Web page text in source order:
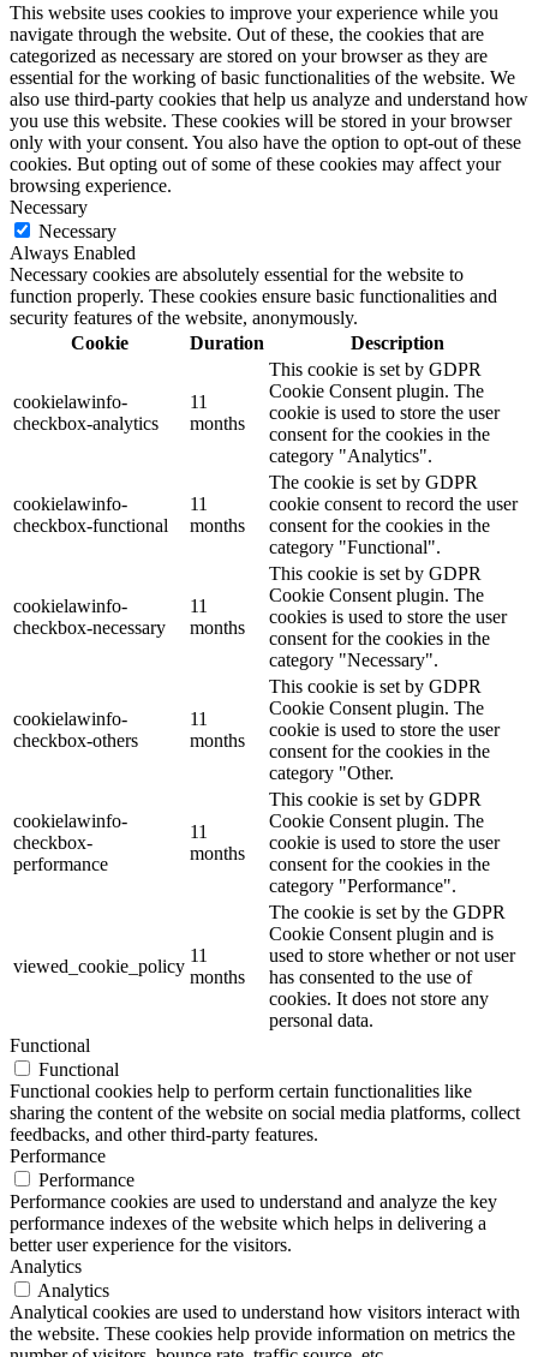
This website uses cookies to improve your experience while you
navigate through the website. Out of these, the cookies that are
categorized as necessary are stored on your browser as they are
essential for the working of basic functionalities of the website. We
also use third-party cookies that help us analyze and understand how
you use this website. These cookies will be stored in your browser
only with your consent. You also have the option to opt-out of these
cookies. But opting out of some of these cookies may affect your
browsing experience.
Necessary
Necessary
Always Enabled
Necessary cookies are absolutely essential for the website to
function properly. These cookies ensure basic functionalities and
security features of the website, anonymously.
Cookie
Duration Description
cookielawinfo-
checkbox-analytics
11
months
This cookie is set by GDPR
Cookie Consent plugin. The
cookie is used to store the user
consent for the cookies in the
category "Analytics".
cookielawinfo-
checkbox-functional
11
months
The cookie is set by GDPR
cookie consent to record the user
consent for the cookies in the
category "Functional".
cookielawinfo-
checkbox-necessary
11
months
This cookie is set by GDPR
Cookie Consent plugin. The
cookies is used to store the user
consent for the cookies in the
category "Necessary".
cookielawinfo-
checkbox-others
11
months
This cookie is set by GDPR
Cookie Consent plugin. The
cookie is used to store the user
consent for the cookies in the
category "Other.
cookielawinfo-
checkbox-
performance
11
months
This cookie is set by GDPR
Cookie Consent plugin. The
cookie is used to store the user
consent for the cookies in the
category "Performance".
viewed_cookie_policy
11
months
The cookie is set by the GDPR
Cookie Consent plugin and is
used to store whether or not user
has consented to the use of
cookies. It does not store any
personal data.
Functional
Functional
Functional cookies help to perform certain functionalities like
sharing the content of the website on social media platforms, collect
feedbacks, and other third-party features.
Performance
Performance
Performance cookies are used to understand and analyze the key
performance indexes of the website which helps in delivering a
better user experience for the visitors.
Analytics
Analytics
Analytical cookies are used to understand how visitors interact with
the website. These cookies help provide information on metrics the